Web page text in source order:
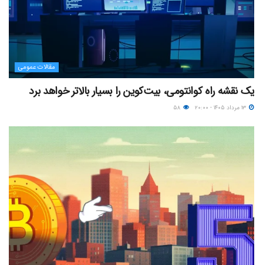
مقالات عمومی
یک نقشه راه کوانتومی، بیت‌کوین را بسیار بالاتر خواهد برد